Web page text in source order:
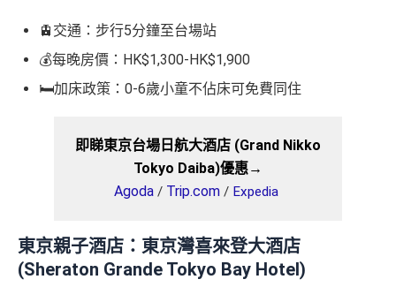
🚊交通：步行5分鐘至台場站
💰每晚房價：HK$1,300-HK$1,900
🛏️加床政策：0-6歲小童不佔床可免費同住
即睇東京台場日航大酒店 (Grand Nikko
Tokyo Daiba)優惠→
Agoda / Trip.com / Expedia
東京親子酒店： 東京灣喜來登大酒店
(Sheraton Grande Tokyo Bay Hotel)